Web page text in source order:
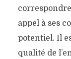
appel à ses
potentiel. Il
qualité de